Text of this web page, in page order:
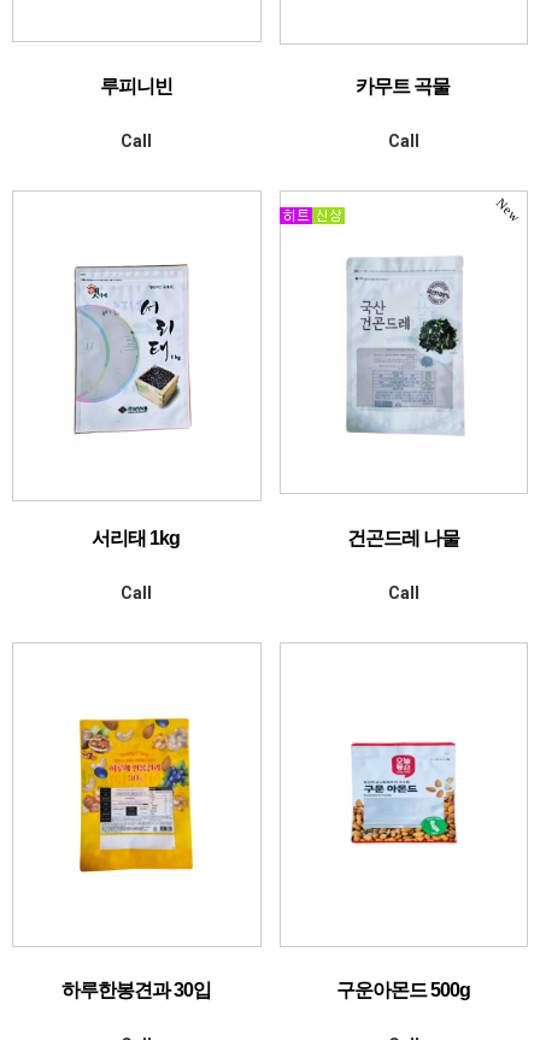
루피니빈
Call
카무트 곡물
Call
서리태 1kg
Call
New
건곤드레 나물
Call
하루한봉견과 30입 구운아몬드 500g